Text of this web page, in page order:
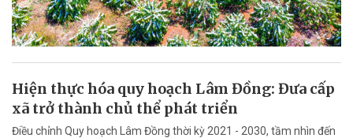
Hiện thực hóa quy hoạch Lâm Đồng: Đưa cấp
xã trở thành chủ thể phát triển
Điều chỉnh Quy hoạch Lâm Đồng thời kỳ 2021 - 2030, tầm nhìn đến